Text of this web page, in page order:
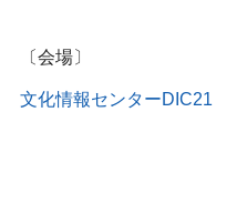
〔会場〕
文化情報センターDIC21